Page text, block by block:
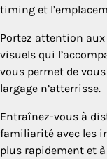
timing et
Portez attention
visuels qui
vous permet de
largage n’atterrisse.
Entraînez-vous à
familiarité avec les
plus rapidement et